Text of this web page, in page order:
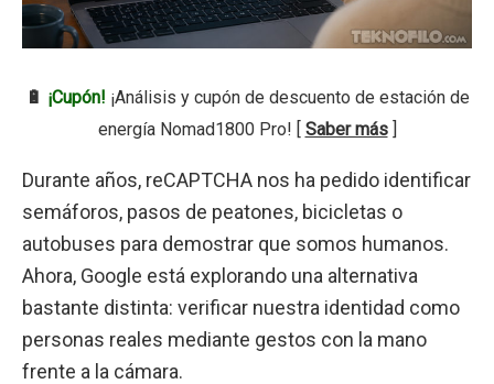
🔋 ¡Cupón! ¡Análisis y cupón de descuento de estación de
energía Nomad1800 Pro! [ Saber más]
Durante años, reCAPTCHA nos ha pedido identificar
semáforos, pasos de peatones, bicicletas o
autobuses para demostrar que somos humanos.
Ahora, Google está explorando una alternativa
bastante distinta: verificar nuestra identidad como
personas reales mediante gestos con la mano
frente a la cámara.